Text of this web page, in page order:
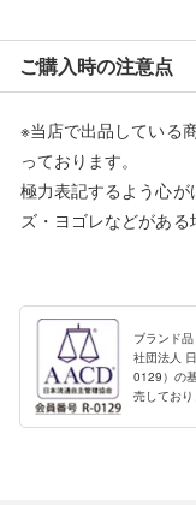
配送料ともに当社負担
※オンラインストアで
できません。また、商
返品・交換について
ご購入時の注意点
※当店で出品している
っております。
極力表記するよう心
ズ・ヨゴレなどがある
※掲載している一部商
展示・保管中に劣化
ご理解くださいます
※お使いのモニター等
合がございますので
ブランド
社団法人
0129）の
売しており